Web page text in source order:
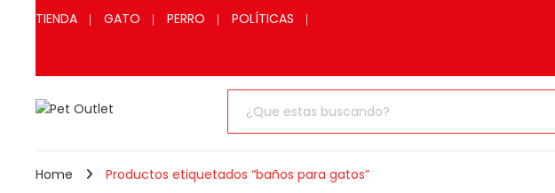
TIENDA GATO PERRO POLÍTICAS
Home Productos etiquetados “baños para gatos”